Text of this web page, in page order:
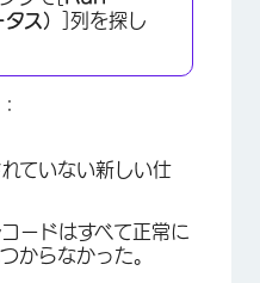
ス）
]列を探し
れていない新しい仕
ードはすべて正常に
からなかった。